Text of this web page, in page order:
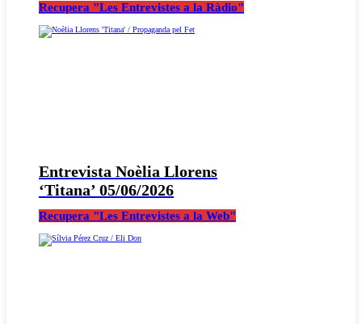
Recupera "Les Entrevistes a la Ràdio"
Entrevista Noèlia Llorens
‘Titana’ 05/06/2026
Recupera "Les Entrevistes a la Web"